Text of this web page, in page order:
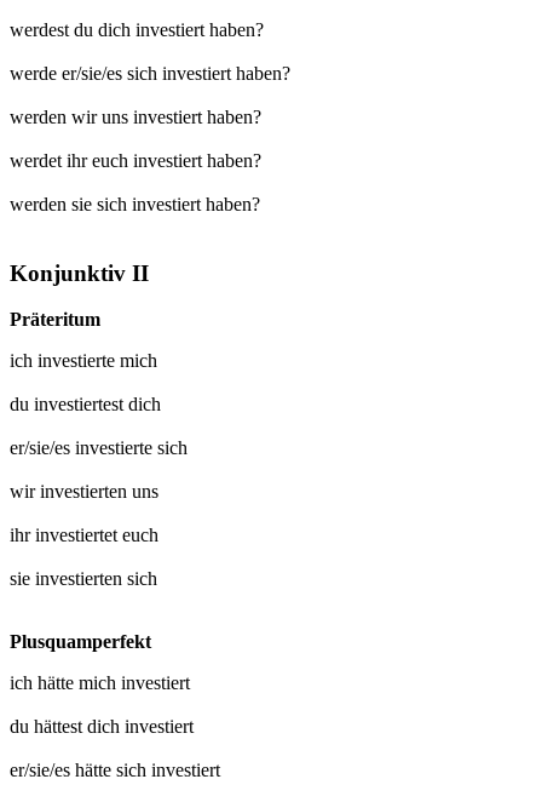
werdest du dich investiert haben?
werde er/sie/es sich investiert haben?
werden wir uns investiert haben?
werdet ihr euch investiert haben?
werden sie sich investiert haben?
Konjunktiv II
Präteritum
ich investierte mich
du investiertest dich
er/sie/es investierte sich
wirinvestierten uns
ihrinvestiertet euch
sie investierten sich
Plusquamperfekt
ich hätte mich investiert
du hättest dich investiert
er/sie/es hätte sich investiert